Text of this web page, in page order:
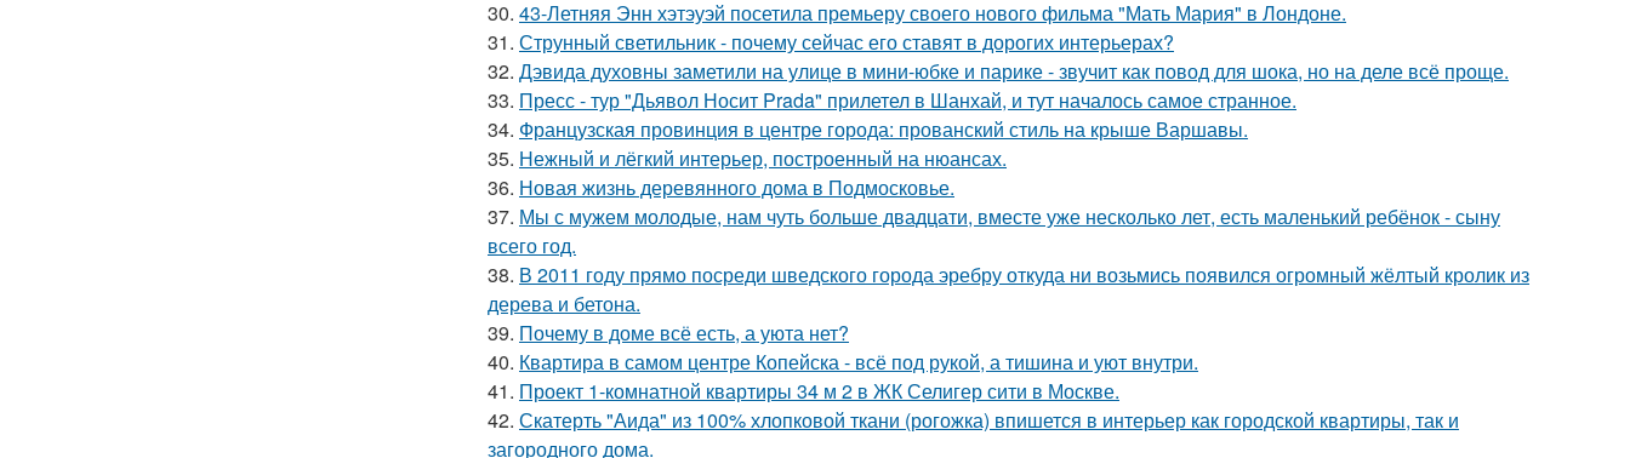
30. 43-Летняя Энн хэтэуэй посетила премьеру своего нового фильма "Мать Мария" в Лондоне.
31. Струнный светильник - почему сейчас его ставят в дорогих интерьерах?
32. Дэвида духовны заметили на улице в мини-юбке и парике - звучит как повод для шока, но на деле всё проще.
33. Пресс - тур "Дьявол Носит Prada" прилетел в Шанхай, и тут началось самое странное.
34. Французская провинция в центре города: прованский стиль на крыше Варшавы.
35. Нежный и лёгкий интерьер, построенный на нюансах.
36. Новая жизнь деревянного дома в Подмосковье.
37. Мы с мужем молодые, нам чуть больше двадцати, вместе уже несколько лет, есть маленький ребёнок - сыну
всего год.
38. В 2011 году прямо посреди шведского города эребру откуда ни возьмись появился огромный жёлтый кролик из
дерева и бетона.
39. Почему в доме всё есть, а уюта нет?
40. Квартира в самом центре Копейска - всё под рукой, а тишина и уют внутри.
41. Проект 1-комнатной квартиры 34 м 2 в ЖК Селигер сити в Москве.
42. Скатерть "Аида" из 100% хлопковой ткани (рогожка) впишется в интерьер как городской квартиры, так и
загородного дома.